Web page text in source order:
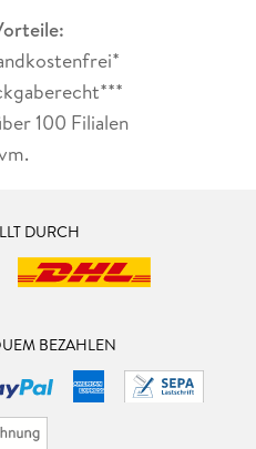
100 Filialen
DURCH
BEZAHLEN